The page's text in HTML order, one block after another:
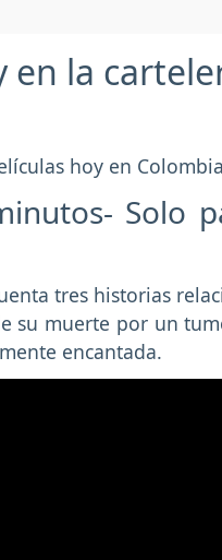
en la
hoy en
Solo
tres historias
su muerte por un
encantada.